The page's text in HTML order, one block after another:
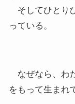
そしてひとり
っている。
なぜなら、わ
をもって生まれ